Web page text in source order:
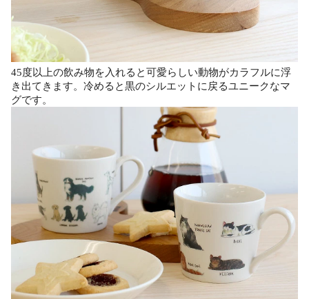
45度以上の飲み物を入れると可愛らしい動物がカラフルに浮
き出てきます。冷めると黒のシルエットに戻るユニークなマ
グです。